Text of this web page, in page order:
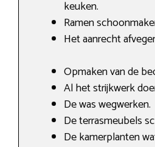
keuken.
Ramen
Het aanrecht
Opmaken van de
Al het strijkwerk
De was wegwerken.
De terrasmeubels
De kamerplanten